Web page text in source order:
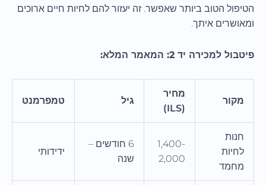
הטיפול הטוב ביותר שאפשר. זה יעזור להם לחיות חיים ארוכים
ומאושרים איתך.
פיטבול למכירה יד 2: המאמר המלא:
מקור
מחיר
(ILS)
גיל טמפרמנט
חנות
לחיות
מחמד
1,400-
2,000
6 חודשים –
שנה
ידידותי